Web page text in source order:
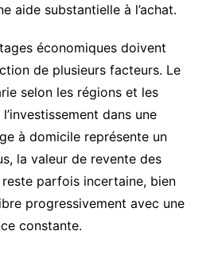
aide substantielle à l’achat.
économiques doivent
de plusieurs facteurs. Le
selon les régions et les
dans une
à domicile représente un
la valeur de revente des
parfois incertaine, bien
progressivement avec une
constante.